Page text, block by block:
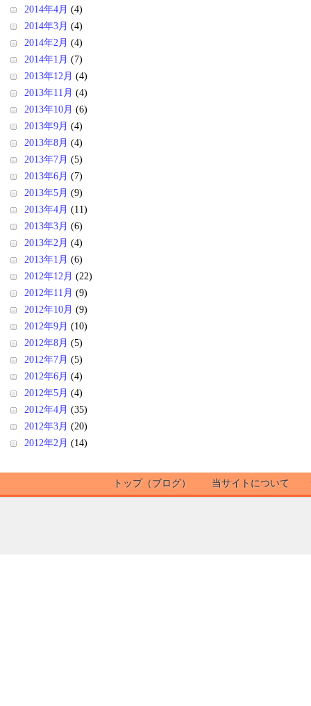
2014年4月 (4)
2014年3月 (4)
2014年2月 (4)
2014年1月 (7)
2013年12月 (4)
2013年11月 (4)
2013年10月 (6)
2013年9月 (4)
2013年8月 (4)
2013年7月 (5)
2013年6月 (7)
2013年5月 (9)
2013年4月 (11)
2013年3月 (6)
2013年2月 (4)
2013年1月 (6)
2012年12月 (22)
2012年11月 (9)
2012年10月 (9)
2012年9月 (10)
2012年8月 (5)
2012年7月 (5)
2012年6月 (4)
2012年5月 (4)
2012年4月 (35)
2012年3月 (20)
2012年2月 (14)
トップ（ブログ） 当サイトについて